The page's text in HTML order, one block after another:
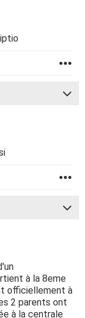
à la 8eme
officiellement à
2 parents ont
à la centrale